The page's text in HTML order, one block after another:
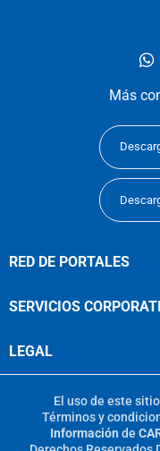
Más
RED DE PORTALES
SERVICIOS
LEGAL
El uso de este
Términos y
Información de